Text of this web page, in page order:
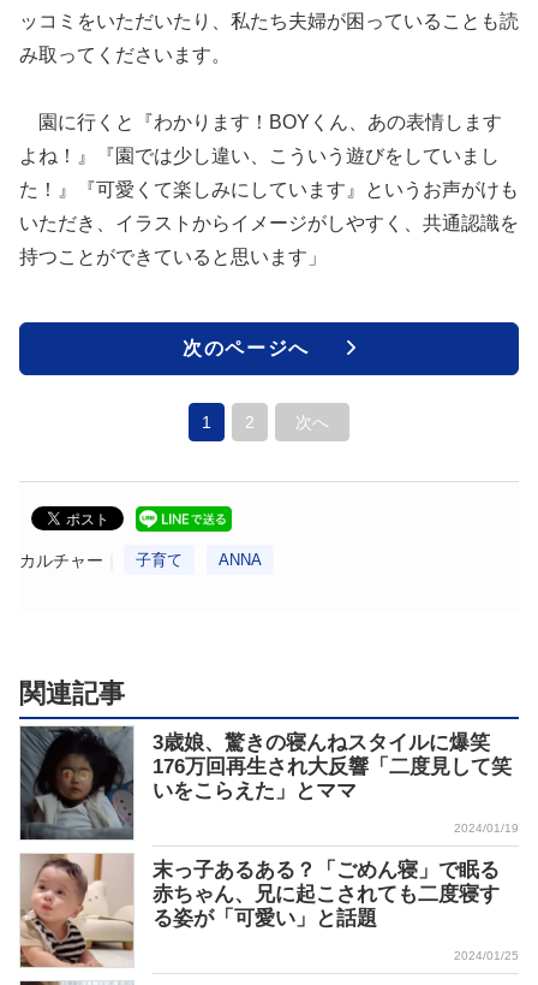
ッコミをいただいたり、私たち夫婦が困っていることも読
み取ってくださいます。
園に行くと『わかります！BOYくん、あの表情します
よね！』『園では少し違い、こういう遊びをしていまし
た！』『可愛くて楽しみにしています』というお声がけも
いただき、イラストからイメージがしやすく、共通認識を
持つことができていると思います」
次のページへ
1 2 次へ
カルチャー 子育て ANNA
関連記事
3歳娘、驚きの寝んねスタイルに爆笑
176万回再生され大反響「二度見して笑
いをこらえた」とママ
2024/01/19
末っ子あるある？「ごめん寝」で眠る
赤ちゃん、兄に起こされても二度寝す
る姿が「可愛い」と話題
2024/01/25